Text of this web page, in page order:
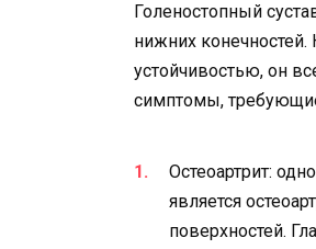
Голеностопный
нижних конечностей.
устойчивостью, он
симптомы,
Остеоартрит:
является
поверхностей.